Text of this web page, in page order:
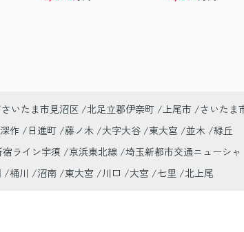
さいたま市見沼区 北足立郡伊奈町 上尾市 さいたま
深作 日進町 藤ノ木 大字大谷 東大宮 並木 緑丘
ライン宇須 京浜東北線 埼玉新都市交通ニューシャ
桶川 沼南 東大宮 川口 大宮 七里 北上尾